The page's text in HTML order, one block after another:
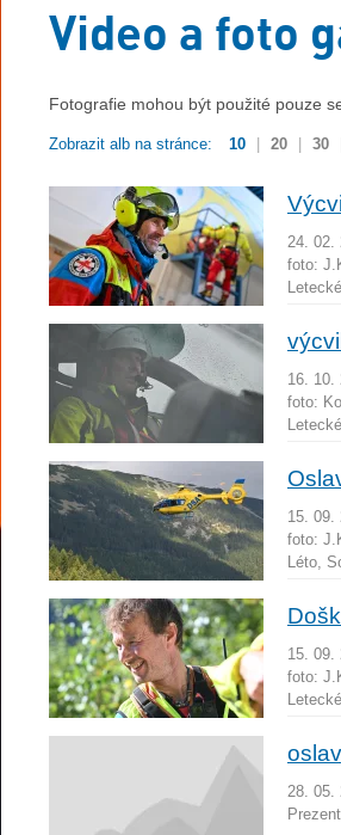
Video a foto
Fotografie mohou být použité pouze
Zobrazit alb na stránce: 10 20 30
24. 02.
foto:
16. 10.
foto:
15. 09.
foto:
Léto,
15. 09.
foto:
28. 05.